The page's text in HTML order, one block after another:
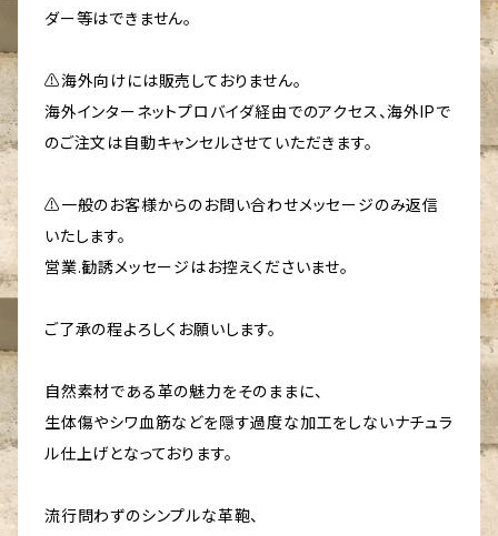
ダー等はできません。
⚠️海外向けには販売しておりません。
海外インターネットプロバイダ経由でのアクセス、海外IPで
のご注文は自動キャンセルさせていただきます。
⚠️一般のお客様からのお問い合わせメッセージのみ返信
いたします。
営業.勧誘メッセージはお控えくださいませ。
ご了承の程よろしくお願いします。
自然素材である革の魅力をそのままに、
生体傷やシワ血筋などを隠す過度な加工をしないナチュラ
ル仕上げとなっております。
流行問わずのシンプルな革鞄、